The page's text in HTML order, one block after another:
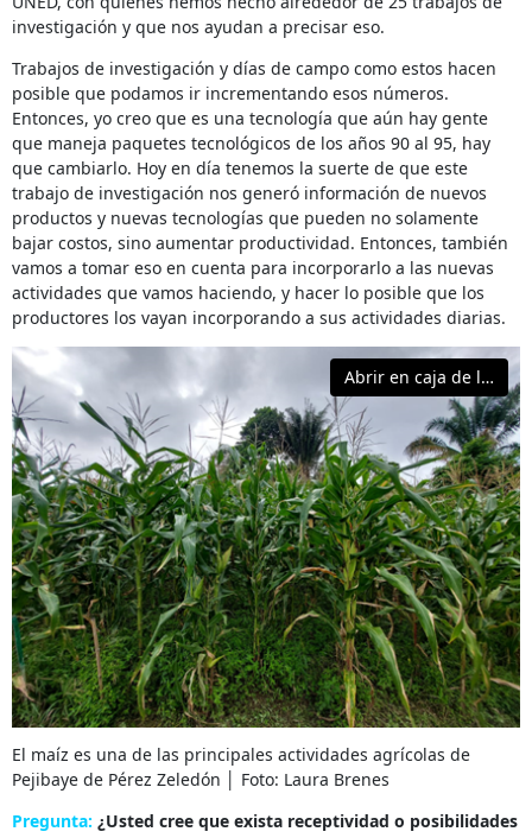
investigación y que nos ayudan a precisar eso.
Trabajos de investigación y días de campo como estos hacen
posible que podamos ir incrementando esos números.
Entonces, yo creo que es una tecnología que aún hay gente
que maneja paquetes tecnológicos de los años 90 al 95, hay
que cambiarlo. Hoy en día tenemos la suerte de que este
trabajo de investigación nos generó información de nuevos
productos y nuevas tecnologías que pueden no solamente
bajar costos, sino aumentar productividad. Entonces, también
vamos a tomar eso en cuenta para incorporarlo a las nuevas
actividades que vamos haciendo, y hacer lo posible que los
productores los vayan incorporando a sus actividades diarias.
Abrir en caja de luz
El maíz es una de las principales actividades agrícolas de
Pejibaye de Pérez Zeledón │ Foto: Laura Brenes
Pregunta: ¿Usted cree que exista receptividad o posibilidades